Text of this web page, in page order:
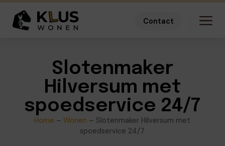
Contact
Slotenmaker
Hilversum met
spoedservice 24/7
Home –Wonen – Slotenmaker Hilversum met
spoedservice 24/7